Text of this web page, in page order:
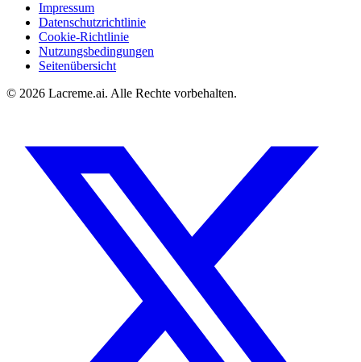
Impressum
Datenschutzrichtlinie
Cookie-Richtlinie
Nutzungsbedingungen
Seitenübersicht
© 2026 Lacreme.ai. Alle Rechte vorbehalten.